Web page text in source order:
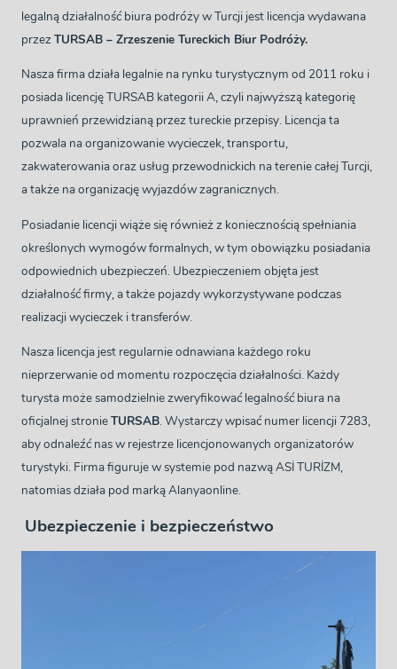
legalną działalność biura podróży w Turcji jest licencja wydawana
przezTURSAB – Zrzeszenie Tureckich Biur Podróży.
Nasza firma działa legalnie na rynku turystycznym od 2011 roku i
posiada licencję TURSAB kategorii A, czyli najwyższą kategorię
uprawnień przewidzianą przez tureckie przepisy. Licencja ta
pozwala na organizowanie wycieczek, transportu,
zakwaterowania oraz usług przewodnickich na terenie całej Turcji,
a także na organizację wyjazdów zagranicznych.
Posiadanie licencji wiąże się również z koniecznością spełniania
określonych wymogów formalnych, w tym obowiązku posiadania
odpowiednich ubezpieczeń. Ubezpieczeniem objęta jest
działalność firmy, a także pojazdy wykorzystywane podczas
realizacji wycieczek i transferów.
Nasza licencja jest regularnie odnawiana każdego roku
nieprzerwanie od momentu rozpoczęcia działalności. Każdy
turysta może samodzielnie zweryfikować legalność biura na
oficjalnej stronieTURSAB. Wystarczy wpisać numer licencji 7283,
aby odnaleźć nas w rejestrze licencjonowanych organizatorów
turystyki. Firma figuruje w systemie pod nazwą ASİ TURİZM,
natomias działa pod marką Alanyaonline.
Ubezpieczenie i bezpieczeństwo